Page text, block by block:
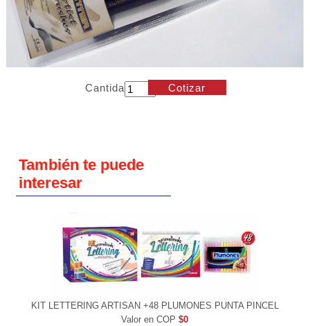
Cantidad Cotizar
También te puede
interesar
KIT LETTERING ARTISAN +48 PLUMONES PUNTA PINCEL
Valor en COP$0